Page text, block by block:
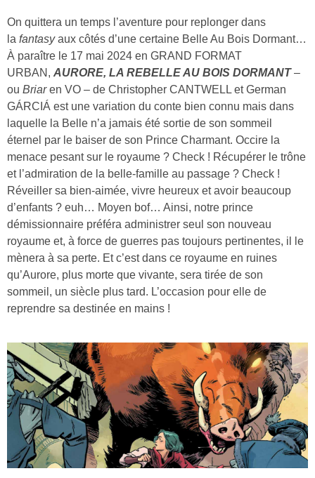
On quittera un temps l’aventure pour replonger dans
la fantasyaux côtés d’une certaine Belle Au Bois Dormant…
À paraître le 17 mai 2024 en GRAND FORMAT
URBAN, AURORE, LA REBELLE AU BOIS DORMANT–
ou Briaren VO – de Christopher CANTWELL et German
GÁRCIÁ est une variation du conte bien connu mais dans
laquelle la Belle n’a jamais été sortie de son sommeil
éternel par le baiser de son Prince Charmant. Occire la
menace pesant sur le royaume ? Check ! Récupérer le trône
et l’admiration de la belle-famille au passage ? Check !
Réveiller sa bien-aimée, vivre heureux et avoir beaucoup
d’enfants ? euh… Moyen bof… Ainsi, notre prince
démissionnaire préféra administrer seul son nouveau
royaume et, à force de guerres pas toujours pertinentes, il le
mènera à sa perte. Et c’est dans ce royaume en ruines
qu’Aurore, plus morte que vivante, sera tirée de son
sommeil, un siècle plus tard. L’occasion pour elle de
reprendre sa destinée en mains !